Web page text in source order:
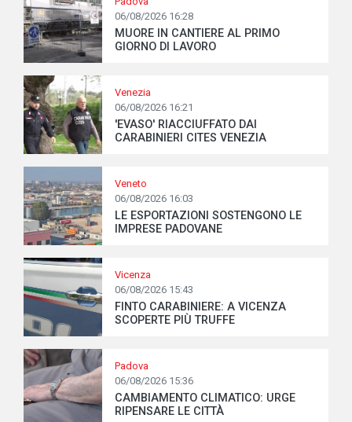
06/08/2026 16:28
MUORE IN CANTIERE AL PRIMO
GIORNO DI LAVORO
Venezia
06/08/2026 16:21
'EVASO' RIACCIUFFATO DAI
CARABINIERI CITES VENEZIA
Veneto
06/08/2026 16:03
LE ESPORTAZIONI SOSTENGONO LE
IMPRESE PADOVANE
Vicenza
06/08/2026 15:43
FINTO CARABINIERE: A VICENZA
SCOPERTE PIÙ TRUFFE
Padova
06/08/2026 15:36
CAMBIAMENTO CLIMATICO: URGE
RIPENSARE LE CITTÀ